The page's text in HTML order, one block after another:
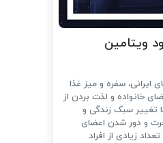
ویتامین
ایرانی، سفره و میز غذا
خانواده و لذت بردن از
تغییر سبک زندگی و
و دور شدن اعضای
زیادی از افراد